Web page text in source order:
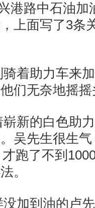
港路中石油加
上面写了3条
着助力车来
们无奈地摇
新的白色助
吴先生很生
才跑了不到
。
加到油的卢